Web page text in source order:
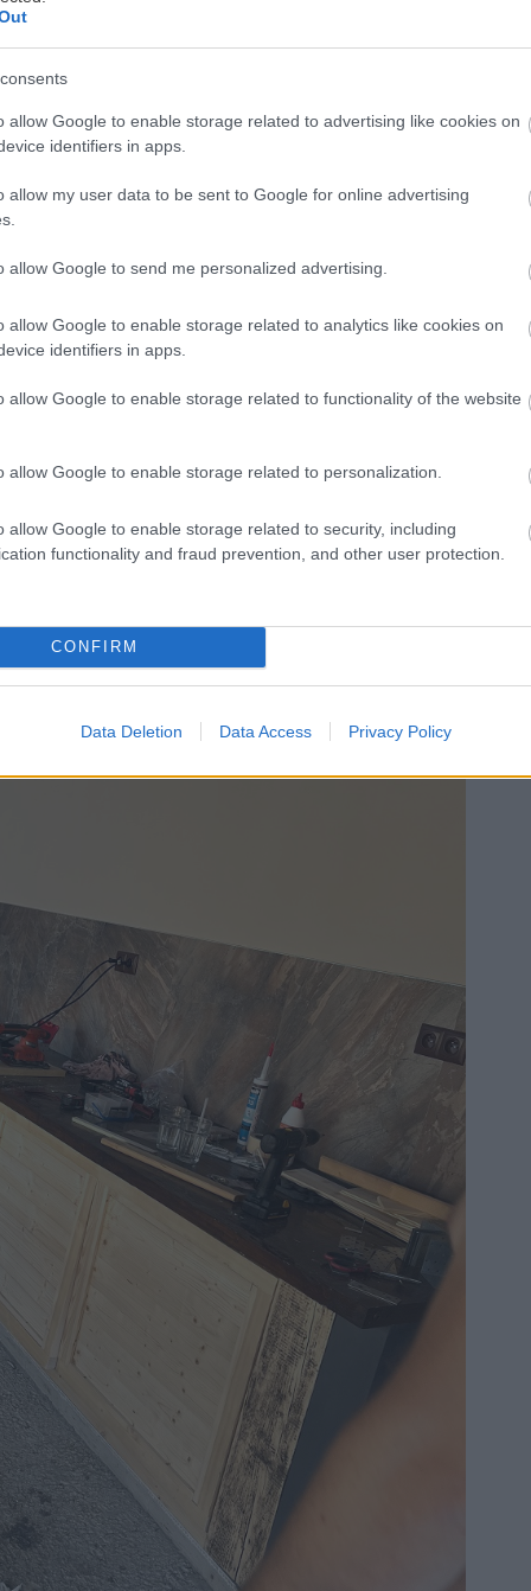
allow Google to enable storage related to advertising like cookies on
identifiers in apps.
allow my user data to be sent to Google for online advertising
allow Google to send me personalized advertising.
allow Google to enable storage related to analytics like cookies on
identifiers in apps.
allow Google to enable storage related to functionality of the website
allow Google to enable storage related to personalization.
allow Google to enable storage related to security, including
functionality and fraud prevention, and other user protection.
CONFIRM
Data Deletion Data Access Privacy Policy
oporné časti z porobetónových
a natrel antracitovou farbou. Takto
pevný a stabilný základ pre drevené
Erik vyrobil štýlovú kuchynskú linku z
odpadového dreva. Prezradil, koľko ho